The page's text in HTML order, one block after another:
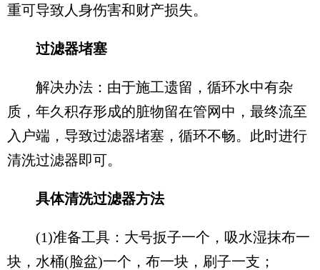
重可导致人身伤害和财产损失。
过滤器堵塞
解决办法：由于施工遗留，循环水中有杂
质，年久积存形成的脏物留在管网中，最终流至
入户端，导致过滤器堵塞，循环不畅。此时进行
清洗过滤器即可。
具体清洗过滤器方法
(1)准备工具：大号扳子一个，吸水湿抹布一
块，水桶(脸盆)一个，布一块，刷子一支；